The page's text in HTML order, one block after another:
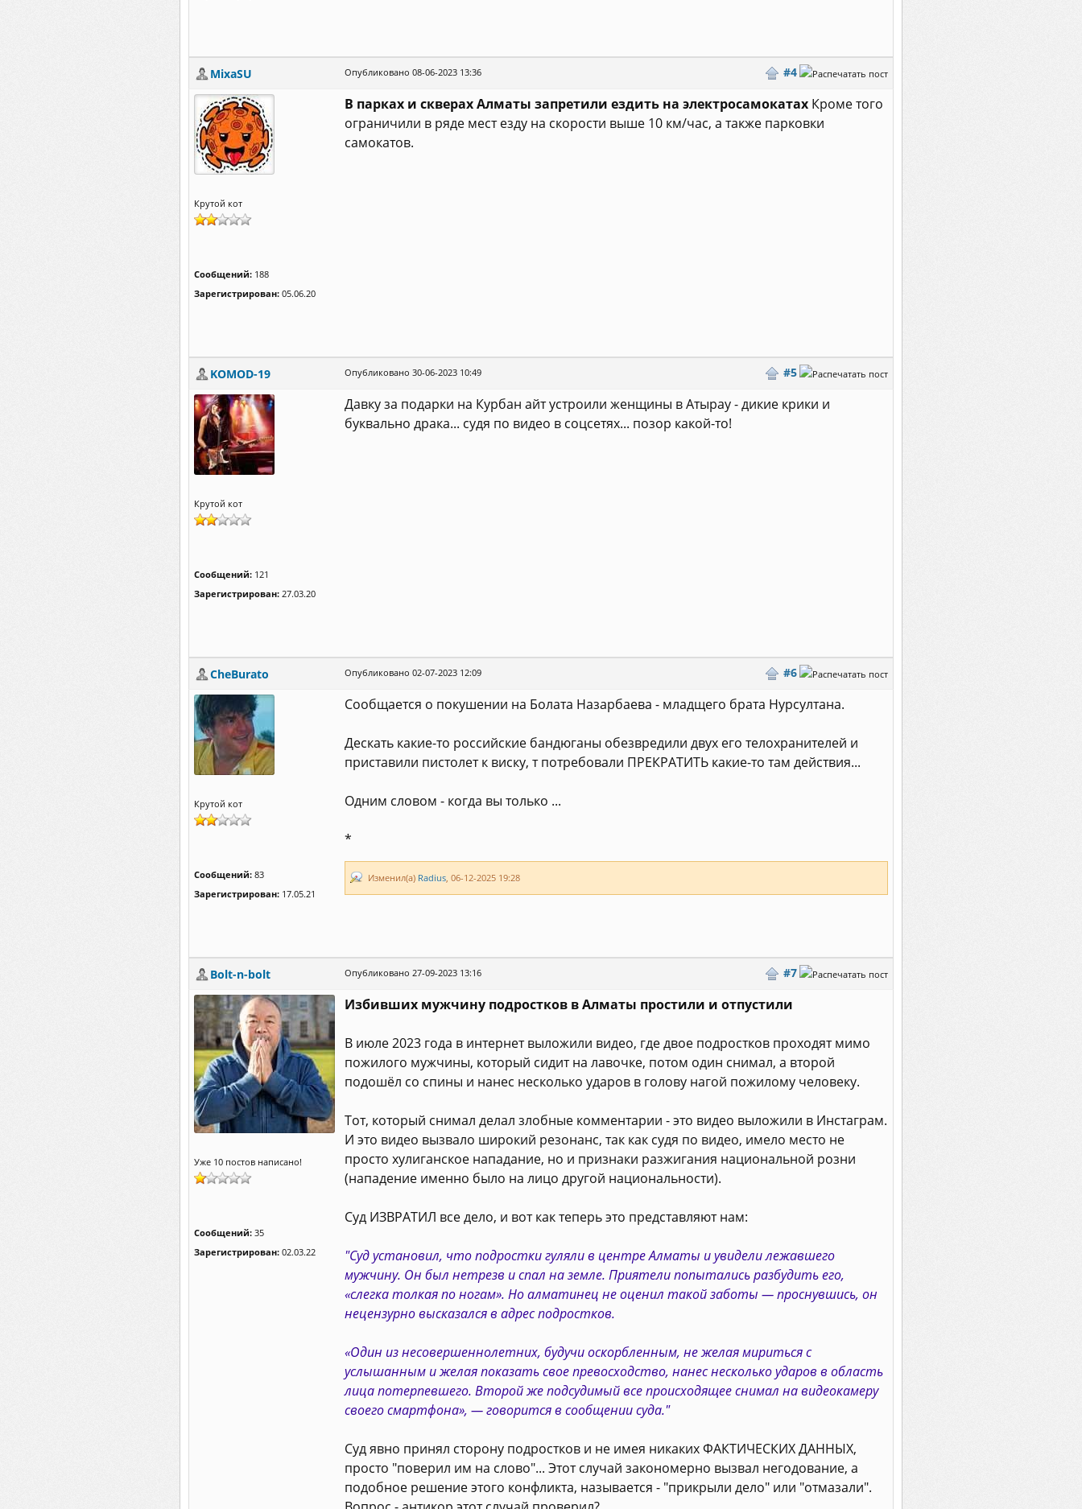
MixaSU #4
Опубликовано 08-06-2023 13:36
Крутой кот
Сообщений: 188
Зарегистрирован: 05.06.20
В парках и скверах Алматы запретили ездить на электросамокатах Кроме того
ограничили в ряде мест езду на скорости выше 10 км/час, а также парковки
самокатов.
KOMOD-19 #5
Опубликовано 30-06-2023 10:49
Крутой кот
Сообщений: 121
Зарегистрирован: 27.03.20
Давку за подарки на Курбан айт устроили женщины в Атырау - дикие крики и
буквально драка... судя по видео в соцсетях... позор какой-то!
CheBurato #6
Опубликовано 02-07-2023 12:09
Крутой кот
Сообщений: 83
Зарегистрирован: 17.05.21
Сообщается о покушении на Болата Назарбаева - младщего брата Нурсултана.
Дескать какие-то российские бандюганы обезвредили двух его телохранителей и
приставили пистолет к виску, т потребовали ПРЕКРАТИТЬ какие-то там действия...
Одним словом - когда вы только ...
*
Изменил(а) Radius, 06-12-2025 19:28
Bolt-n-bolt #7
Опубликовано 27-09-2023 13:16
Уже 10 постов написано!
Сообщений: 35
Зарегистрирован: 02.03.22
Избивших мужчину подростков в Алматы простили и отпустили
В июле 2023 года в интернет выложили видео, где двое подростков проходят мимо
пожилого мужчины, который сидит на лавочке, потом один снимал, а второй
подошёл со спины и нанес несколько ударов в голову нагой пожилому человеку.
Тот, который снимал делал злобные комментарии - это видео выложили в Инстаграм.
И это видео вызвало широкий резонанс, так как судя по видео, имело место не
просто хулиганское нападание, но и признаки разжигания национальной розни
(нападение именно было на лицо другой национальности).
Суд ИЗВРАТИЛ все дело, и вот как теперь это представляют нам:
"Суд установил, что подростки гуляли в центре Алматы и увидели лежавшего
мужчину. Он был нетрезв и спал на земле. Приятели попытались разбудить его,
«слегка толкая по ногам». Но алматинец не оценил такой заботы — проснувшись, он
нецензурно высказался в адрес подростков.
«Один из несовершеннолетних, будучи оскорбленным, не желая мириться с
услышанным и желая показать свое превосходство, нанес несколько ударов в область
лица потерпевшего. Второй же подсудимый все происходящее снимал на видеокамеру
своего смартфона», — говорится в сообщении суда."
Суд явно принял сторону подростков и не имея никаких ФАКТИЧЕСКИХ ДАННЫХ,
просто "поверил им на слово"... Этот случай закономерно вызвал негодование, а
подобное решение этого конфликта, называется - "прикрыли дело" или "отмазали".